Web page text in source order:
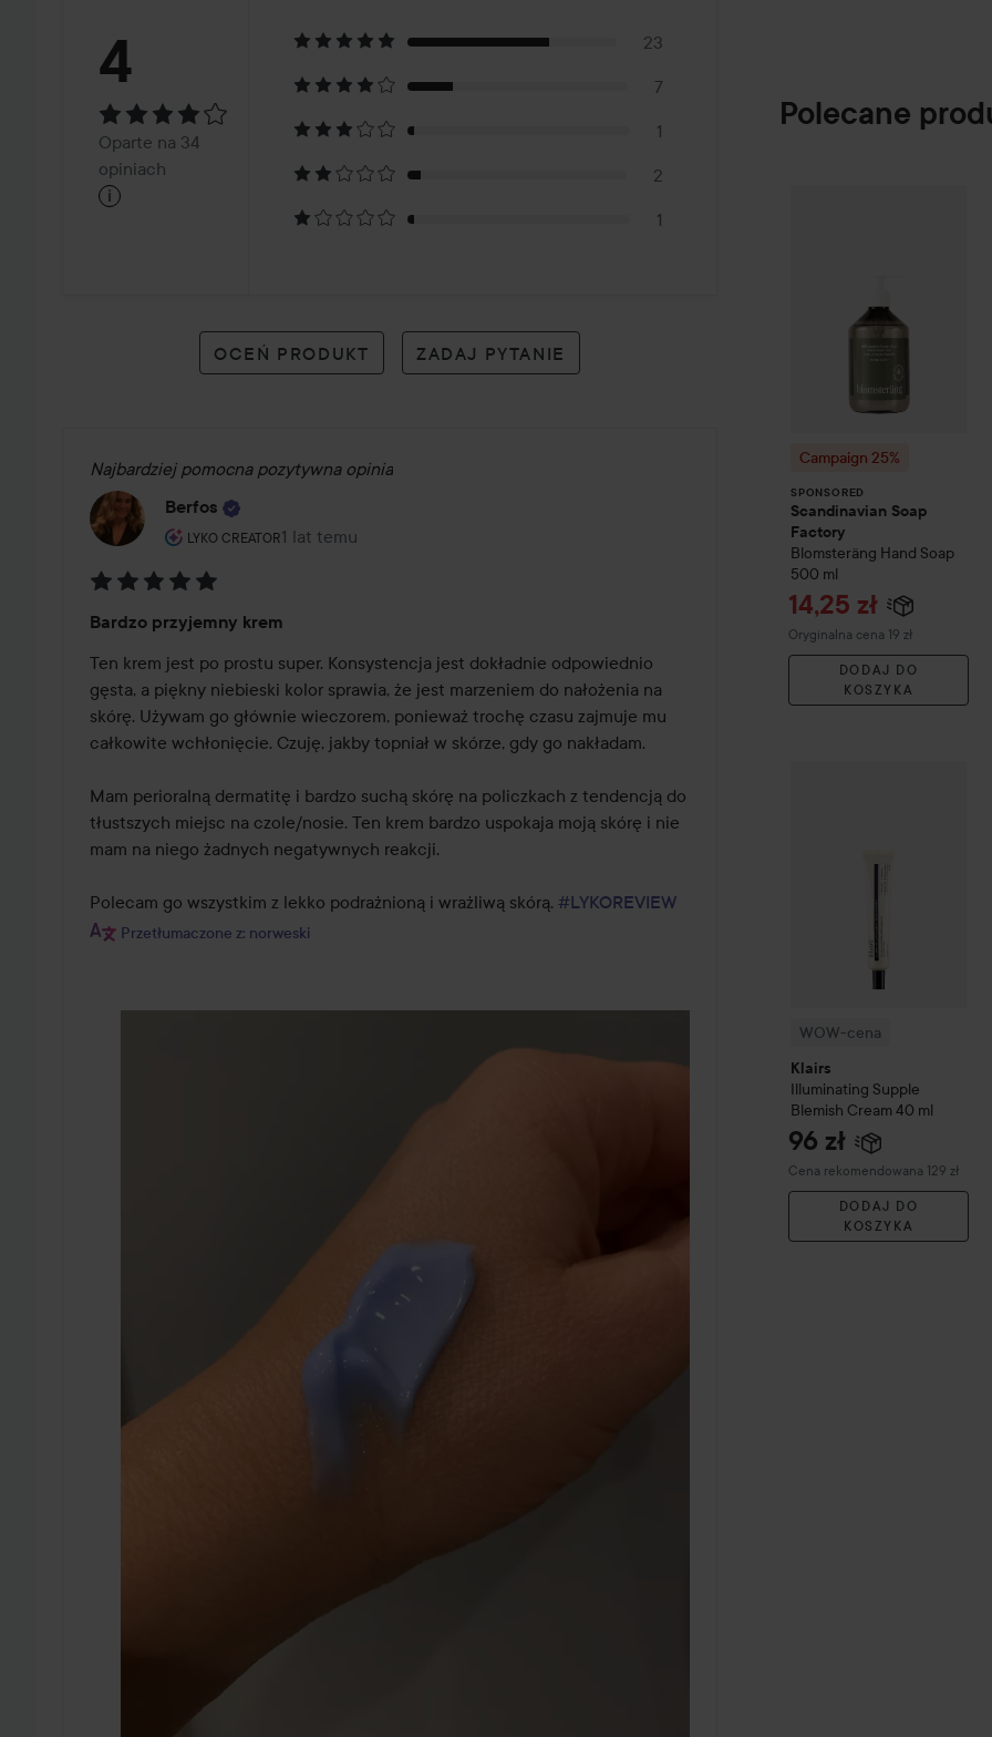
Ocena:
4Oparte
na
opiniach
4
Oparte na 34
opiniach
i
23
7
1
2
1
OCEŃ PRODUKT ZADAJ PYTANIE
Najbardziej pomocna pozytywna opinia
Berfos
LYKO CREATOR
Rola użytkownika: Lyko Creator.
1 lat temu
Post został utworzony 1 lat temu
5
z
5
Bardzo przyjemny krem
Ten krem jest po prostu super. Konsystencja jest dokładnie odpowiednio
gęsta, a piękny niebieski kolor sprawia, że jest marzeniem do nałożenia na
skórę. Używam go głównie wieczorem, ponieważ trochę czasu zajmuje mu
całkowite wchłonięcie. Czuję, jakby topniał w skórze, gdy go nakładam.
Mam perioralną dermatitę i bardzo suchą skórę na policzkach z tendencją do
tłustszych miejsc na czole/nosie. Ten krem bardzo uspokaja moją skórę i nie
mam na niego żadnych negatywnych reakcji.
Polecam go wszystkim z lekko podrażnioną i wrażliwą skórą. #LYKOREVIEW
Przetłumaczone z: norweski
Polecane
Campaign 25%
SPONSORED
Scandinavian Soap
Factory
Blomsteräng Hand Soap
500 ml
Cena promocyjna
14,25 zł
Oryginalna cena 19 zł
Cena regularna 19 zł
DODAJ DO
KOSZYKA
WOW-cena
Klairs
Illuminating Supple
Blemish Cream40 ml
96 zł
Cena rekomendowana 129 zł
Zalecana cena 129 zł
DODAJ DO
KOSZYKA